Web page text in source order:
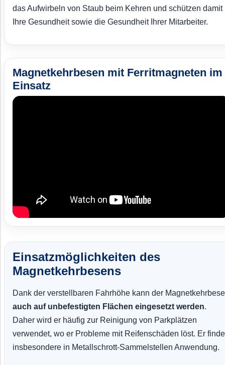
das Aufwirbeln von Staub beim Kehren und schützen damit
Ihre Gesundheit sowie die Gesundheit Ihrer Mitarbeiter.
Magnetkehrbesen mit Ferritmagneten im
Einsatz
Einsatzmöglichkeiten des
Magnetkehrbesens
Dank der verstellbaren Fahrhöhe kann der
auch auf unbefestigten Flächen eingesetzt werden.
Daher wird er häufig zur Reinigung von Parkplätzen
verwendet, wo er Probleme mit Reifenschäden löst. Er
insbesondere in Metallschrott-Sammelstellen Anwendung.